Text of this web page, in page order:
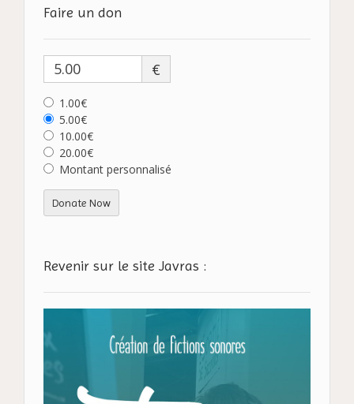
Faire un don
€
1.00€
5.00€
10.00€
20.00€
Montant personnalisé
Donate Now
Revenir sur le site Javras :